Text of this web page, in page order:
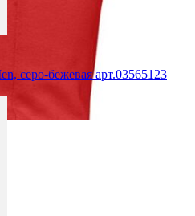
серо-бежевая арт.03565123